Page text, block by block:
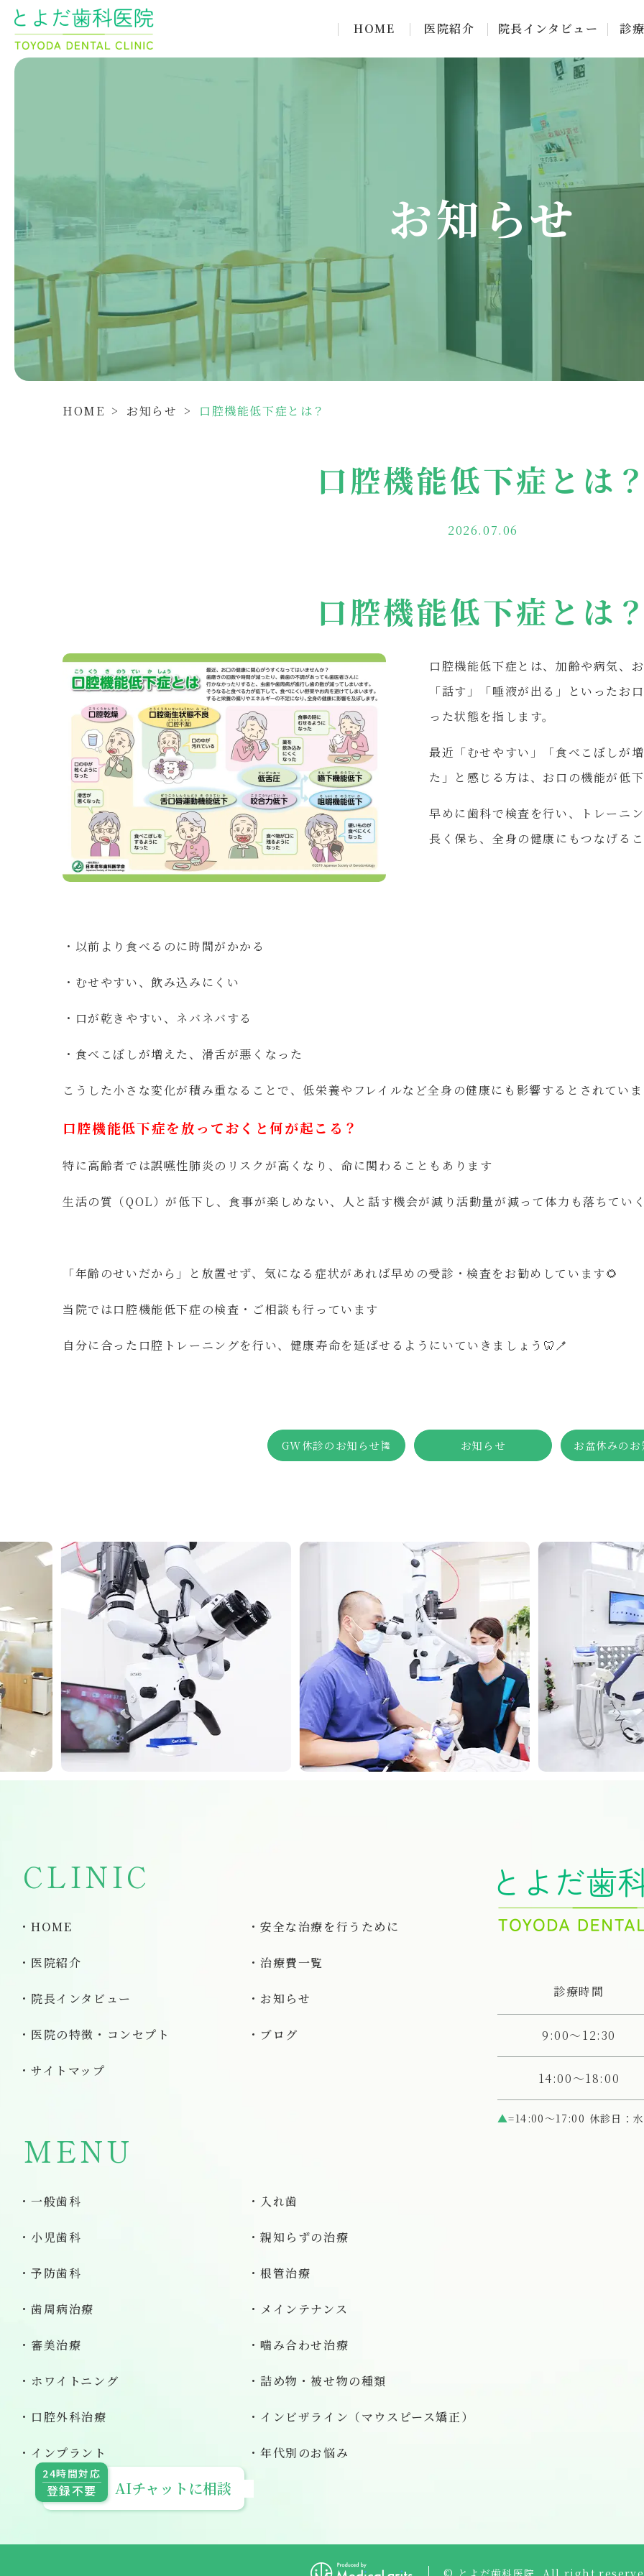
HOME 医院紹介 院長インタビュー 診
お知らせ
24時間対応
登録不要 AIチャットに相談
HOME > お知らせ > 口腔機能低下症とは？
口腔機能低下症とは
2026.07.06
口腔機能低下症とは
口腔機能低下症とは、加齢や病気、
「話す」「唾液が出る」といったお
った状態を指します。
最近「むせやすい」「食べこぼしが
た」と感じる方は、お口の機能が低
早めに歯科で検査を行い、トレーニ
長く保ち、全身の健康にもつなげる
・以前より食べるのに時間がかかる
・むせやすい、飲み込みにくい
・口が乾きやすい、ネバネバする
・食べこぼしが増えた、滑舌が悪くなった
こうした小さな変化が積み重なることで、低栄養やフレイルなど全身の健康にも影響するとされてい
口腔機能低下症を放っておくと何が起こる？
特に高齢者では誤嚥性肺炎のリスクが高くなり、命に関わることもあります
生活の質（QOL）が低下し、食事が楽しめない、人と話す機会が減り活動量が減って体力も落ちてい
「年齢のせいだから」と放置せず、気になる症状があれば早めの受診・検査をお勧めしています🌻
当院では口腔機能低下症の検査・ご相談も行っています
自分に合った口腔トレーニングを行い、健康寿命を延ばせるようにいていきましょう🦷🪥
GW休診のお知らせ🎏 お知らせ お盆休みの
CLINIC
HOME
医院紹介
院長インタビュー
医院の特徴・コンセプト
サイトマップ
安全な治療を行うために
治療費一覧
お知らせ
ブログ
MENU
一般歯科
小児歯科
予防歯科
歯周病治療
審美治療
ホワイトニング
口腔外科治療
インプラント
入れ歯
親知らずの治療
根管治療
メインテナンス
噛み合わせ治療
詰め物・被せ物の種類
インビザライン（マウスピース矯正）
年代別のお悩み
診療時間
9:00～12:30
14:00～18:00
▲=14:00〜17:00 休診日：
© とよだ歯科医院. All right